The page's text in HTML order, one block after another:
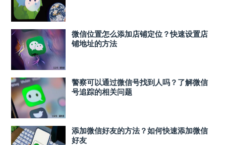
微信位置怎么添加店铺定位？快速设置店
铺地址的方法
警察可以通过微信号找到人吗？了解微信
号追踪的相关问题
添加微信好友的方法？如何快速添加微信
好友